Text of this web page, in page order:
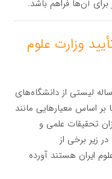
آن‌ها فراهم باشد.
وزارت علوم
لیستی از دانشگاه‌های
بر اساس معیارهایی مانند
تحقیقات علمی و
زیر برخی از
ایران هستند آورده